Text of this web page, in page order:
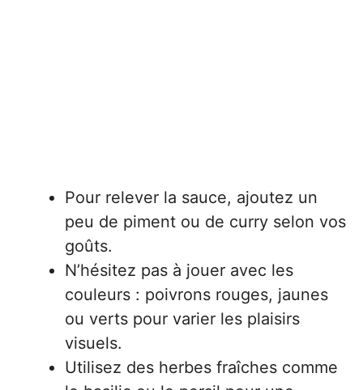
Pour relever la sauce, ajoutez un
peu de piment ou de curry selon vos
goûts.
N’hésitez pas à jouer avec les
couleurs : poivrons rouges, jaunes
ou verts pour varier les plaisirs
visuels.
Utilisez des herbes fraîches comme